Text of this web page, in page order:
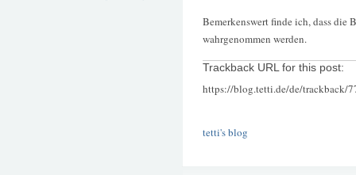
Bemerkenswert finde ich, dass die
wahrgenommen werden.
Trackback URL for this post:
https://blog.tetti.de/de/trackback/
tetti's blog